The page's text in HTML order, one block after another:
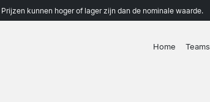
kunnen hoger of lager zijn dan de nominale waarde.
Home Teams